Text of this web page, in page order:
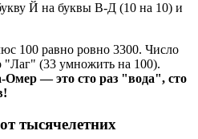
Й на буквы В-Д (10 на 10) и
100 равно ровно 3300. Число
"Лаг" (33 умножить на 100).
Омер — это сто раз "вода", сто
тысячелетних